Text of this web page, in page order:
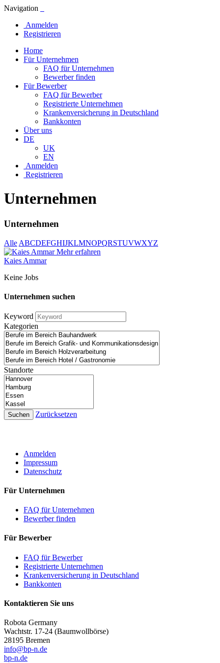
Navigation
Anmelden
Registrieren
Home
Für Unternehmen
FAQ für Unternehmen
Bewerber finden
Für Bewerber
FAQ für Bewerber
Registrierte Unternehmen
Krankenversicherung in Deutschland
Bankkonten
Über uns
DE
UK
EN
Anmelden
Registrieren
Unternehmen
Unternehmen
Alle ABCDEFGHIJKLMNOPQRSTUVWXYZ
Mehr erfahren
Kaies Ammar
Keine Jobs
Unternehmen suchen
Keyword
Kategorien
Standorte
Suchen Zurücksetzen
Anmelden
Impressum
Datenschutz
Für Unternehmen
FAQ für Unternehmen
Bewerber finden
Für Bewerber
FAQ für Bewerber
Registrierte Unternehmen
Krankenversicherung in Deutschland
Bankkonten
Kontaktieren Sie uns
Robota Germany
Wachtstr. 17-24 (Baumwollbörse)
28195 Bremen
info@bp-n.de
bp-n.de